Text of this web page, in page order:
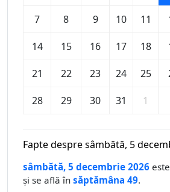
7 8 9 10 11
14 15 16 17 18
21 22 23 24 25
28 29 30 31 1
Fapte despre sâmbătă, 5
sâmbătă, 5 decembrie 2026 este
și se află în săptămâna 49.